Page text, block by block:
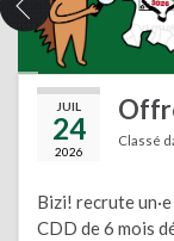
JUIL
24
2026
Classé
Bizi! recrute
CDD de 6 mois